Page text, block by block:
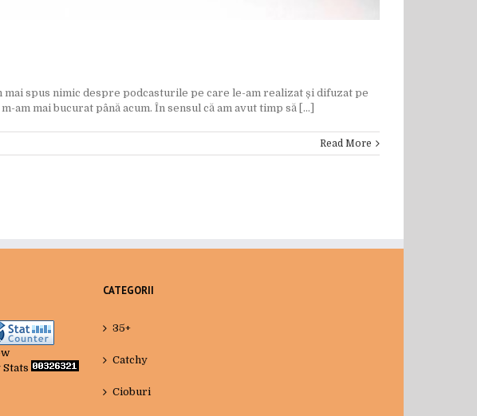
mai spus nimic despre podcasturile pe care le-am realizat și difuzat pe
mai bucurat până acum. În sensul că am avut timp să [...]
Read More
Stats
CATEGORII
35+
Catchy
Cioburi